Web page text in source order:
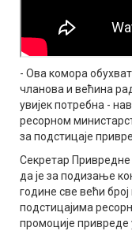
- Ова комора
чланова и већина
увијек потребна -
ресорном
за подстицаје
Секретар
да је за подизање
године све већи
подстицајима
промоције привреде